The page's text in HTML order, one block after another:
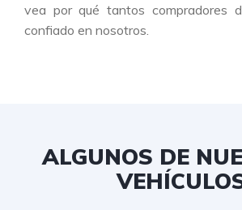
vea por qué tantos compradores
confiado en nosotros.
ALGUNOS DE